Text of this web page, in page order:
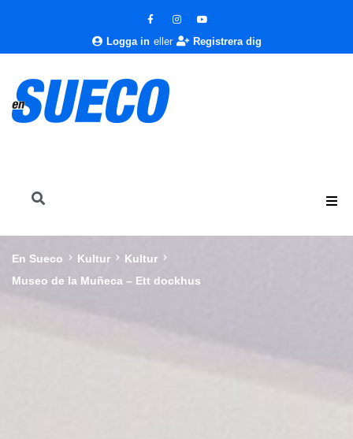
Logga in eller Registrera dig
En Sueco Kultur
Kultur
Museo de la Muñeca – Ett dockhus